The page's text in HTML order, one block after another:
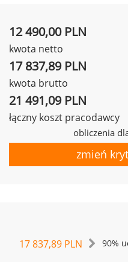
12 490,00 PLN
kwota netto
17 837,89 PLN
kwota brutto
21 491,09 PLN
łączny koszt pracodawcy
obliczenia
zmień
17 837,89 PLN 90%